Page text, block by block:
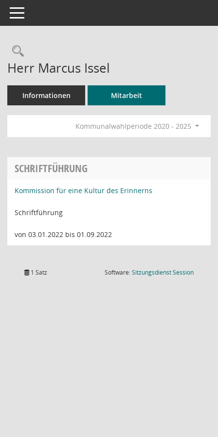
Toggle navigation
Rechercheauswahl
Herr Marcus Issel
Informationen Mitarbeit
Kommunalwahlperiode 2020 - 2025
SCHRIFTFÜHRUNG
Kommission für eine Kultur des Erinnerns
Schriftführung
von 03.01.2022 bis 01.09.2022
1 Satz Software:SitzungsdienstSession(Wird in